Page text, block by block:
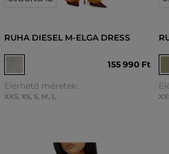
RUHA DIESEL M-ELGA DRESS
155 990 Ft
Elérhető méretek:
XXS, XS, S, M, L